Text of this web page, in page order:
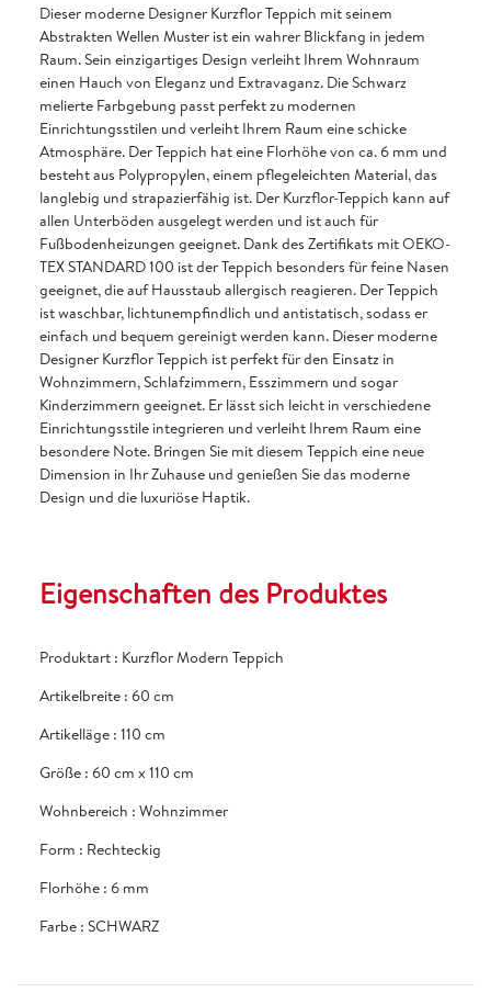
Dieser moderne Designer Kurzflor Teppich mit seinem
Abstrakten Wellen Muster ist ein wahrer Blickfang in jedem
Raum. Sein einzigartiges Design verleiht Ihrem Wohnraum
einen Hauch von Eleganz und Extravaganz. Die Schwarz
melierte Farbgebung passt perfekt zu modernen
Einrichtungsstilen und verleiht Ihrem Raum eine schicke
Atmosphäre. Der Teppich hat eine Florhöhe von ca. 6 mm und
besteht aus Polypropylen, einem pflegeleichten Material, das
langlebig und strapazierfähig ist. Der Kurzflor-Teppich kann auf
allen Unterböden ausgelegt werden und ist auch für
Fußbodenheizungen geeignet. Dank des Zertifikats mit OEKO-
TEX STANDARD 100 ist der Teppich besonders für feine Nasen
geeignet, die auf Hausstaub allergisch reagieren. Der Teppich
ist waschbar, lichtunempfindlich und antistatisch, sodass er
einfach und bequem gereinigt werden kann. Dieser moderne
Designer Kurzflor Teppich ist perfekt für den Einsatz in
Wohnzimmern, Schlafzimmern, Esszimmern und sogar
Kinderzimmern geeignet. Er lässt sich leicht in verschiedene
Einrichtungsstile integrieren und verleiht Ihrem Raum eine
besondere Note. Bringen Sie mit diesem Teppich eine neue
Dimension in Ihr Zuhause und genießen Sie das moderne
Design und die luxuriöse Haptik.
Eigenschaften des Produktes
Produktart : Kurzflor Modern Teppich
Artikelbreite : 60 cm
Artikelläge : 110 cm
Größe : 60 cm x 110 cm
Wohnbereich : Wohnzimmer
Form : Rechteckig
Florhöhe : 6 mm
Farbe : SCHWARZ